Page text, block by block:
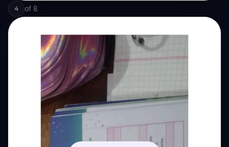
4 of 8